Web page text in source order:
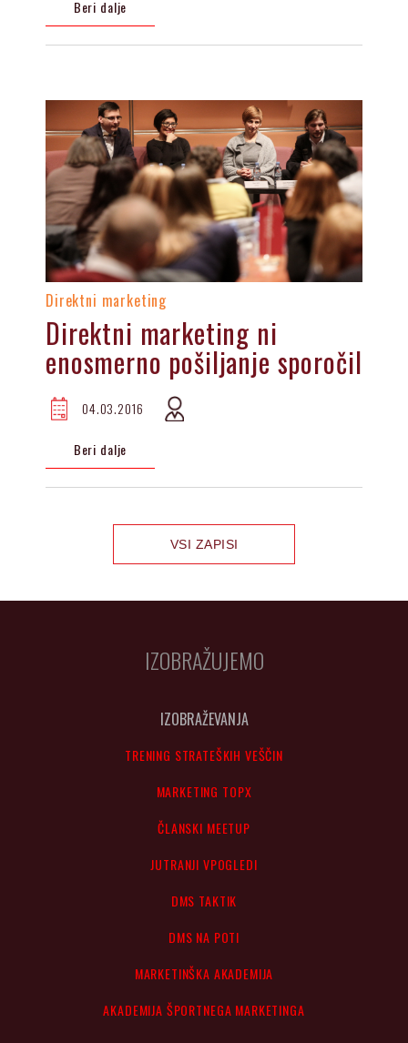
Beri dalje
Direktni marketing
Direktni marketing ni
enosmerno pošiljanje sporočil
04.03.2016
Beri dalje
VSI ZAPISI
IZOBRAŽUJEMO
IZOBRAŽEVANJA
TRENING STRATEŠKIH VEŠČIN
MARKETING TOPX
ČLANSKI MEETUP
JUTRANJI VPOGLEDI
DMS TAKTIK
DMS NA POTI
MARKETINŠKA AKADEMIJA
AKADEMIJA ŠPORTNEGA MARKETINGA